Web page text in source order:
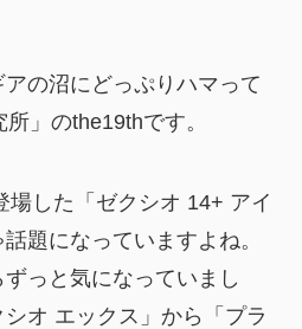
の沼にどっぷりハマって
」のthe19thです。
場した「ゼクシオ 14+ アイ
題になっていますよね。
っと気になっていまし
オ エックス」から「プラ